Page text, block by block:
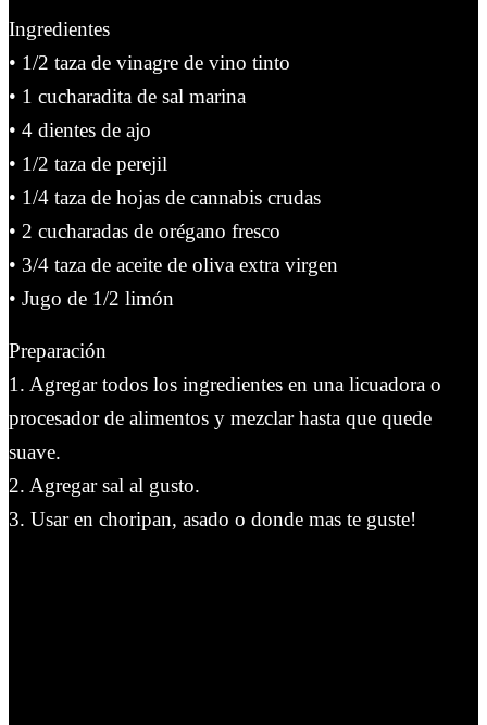
Ingredientes
• 1/2 taza de vinagre de vino tinto
• 1 cucharadita de sal marina
• 4 dientes de ajo
• 1/2 taza de perejil
• 1/4 taza de hojas de cannabis crudas
• 2 cucharadas de orégano fresco
• 3/4 taza de aceite de oliva extra virgen
• Jugo de 1/2 limón
Preparación
1. Agregar todos los ingredientes en una licuadora o
procesador de alimentos y mezclar hasta que quede
suave.
2. Agregar sal al gusto.
3. Usar en choripan, asado o donde mas te guste!